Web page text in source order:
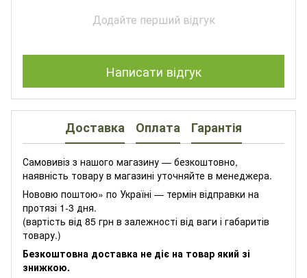
Додайте перший відгук
Написати відгук
Доставка Оплата Гарантія
Самовивіз з нашого магазину — безкоштовно,
наявність товару в магазині уточняйте в менеджера.
Нововю поштою» по Україні — термін відправки на
протязі 1-3 дня.
(вартість від 85 грн в залежності від ваги і габаритів
товару.)
Безкоштовна доставка не діє на товар який зі
знижкою.